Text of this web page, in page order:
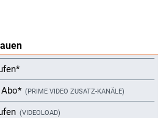
PRIME VIDEO ZUSATZ-KANÄLE
VIDEOLOAD